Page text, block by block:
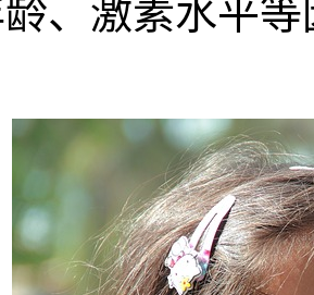
、激素水平